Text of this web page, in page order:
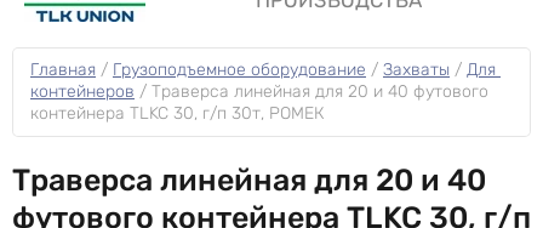
Главная / Грузоподъемное оборудование / Захваты / Для
контейнеров / Траверса линейная для 20 и 40 футового
контейнера TLKC 30, г/п 30т, РОМЕК
Траверса линейная для 20 и 40
футового контейнера TLKC 30, г/п